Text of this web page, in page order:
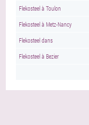
Flekosteel à Toulon
Flekosteel à Metz-Nancy
Flekosteel dans
Flekosteel à Bezier